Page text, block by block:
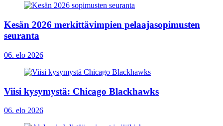
Kesän 2026 merkittävimpien pelaajasopimusten
seuranta
06. elo 2026
Viisi kysymystä: Chicago Blackhawks
06. elo 2026